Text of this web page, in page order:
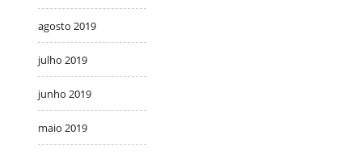
agosto 2019
julho 2019
junho 2019
maio 2019